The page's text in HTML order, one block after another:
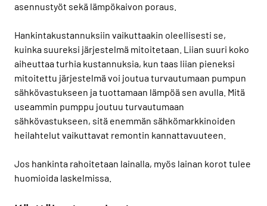
asennustyöt sekä lämpökaivon poraus.
Hankintakustannuksiin vaikuttaakin oleellisesti se,
kuinka suureksi järjestelmä mitoitetaan. Liian suuri koko
aiheuttaa turhia kustannuksia, kun taas liian pieneksi
mitoitettu järjestelmä voi joutua turvautumaan pumpun
sähkövastukseen ja tuottamaan lämpöä sen avulla. Mitä
useammin pumppu joutuu turvautumaan
sähkövastukseen, sitä enemmän sähkömarkkinoiden
heilahtelut vaikuttavat remontin kannattavuuteen.
Jos hankinta rahoitetaan lainalla, myös lainan korot tulee
huomioida laskelmissa.